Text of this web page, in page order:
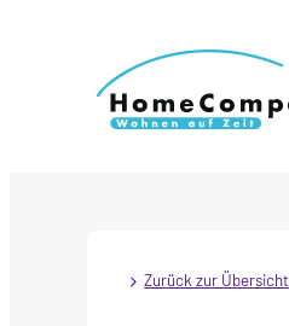
Zurück zur Übersicht